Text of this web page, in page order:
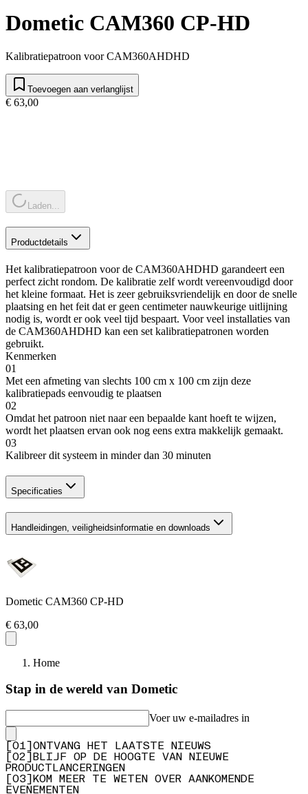
Dometic CAM360 CP-HD
Kalibratiepatroon voor CAM360AHDHD
Toevoegen aan verlanglijst
€ 63,00
Laden...
Productdetails
Het kalibratiepatroon voor de CAM360AHDHD garandeert een
perfect zicht rondom. De kalibratie zelf wordt vereenvoudigd door
het kleine formaat. Het is zeer gebruiksvriendelijk en door de snelle
plaatsing en het feit dat er geen centimeter nauwkeurige uitlijning
nodig is, wordt er ook veel tijd bespaart. Voor veel installaties van
de CAM360AHDHD kan een set kalibratiepatronen worden
gebruikt.
Kenmerken
01
Met een afmeting van slechts 100 cm x 100 cm zijn deze
kalibratiepads eenvoudig te plaatsen
02
Omdat het patroon niet naar een bepaalde kant hoeft te wijzen,
wordt het plaatsen ervan ook nog eens extra makkelijk gemaakt.
03
Kalibreer dit systeem in minder dan 30 minuten
Specificaties
Handleidingen, veiligheidsinformatie en downloads
Dometic CAM360 CP-HD
€ 63,00
Home
Stap in de wereld van Dometic
Voer uw e-mailadres in
01
ONTVANG HET LAATSTE NIEUWS
02
BLIJF OP DE HOOGTE VAN NIEUWE
PRODUCTLANCERINGEN
03
KOM MEER TE WETEN OVER AANKOMENDE
EVENEMENTEN